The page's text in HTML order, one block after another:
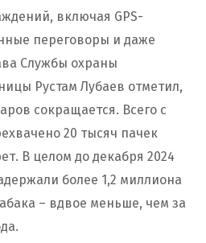
включая GPS-
переговоры и даже
Службы охраны
Рустам Лубаев отметил,
сокращается. Всего с
20 тысяч пачек
В целом до декабря 2024
более 1,2 миллиона
– вдвое меньше, чем за